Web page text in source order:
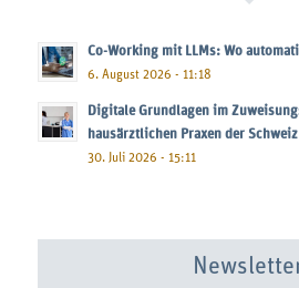
Co-Working mit LLMs: Wo
6. August 2026 - 11:18
Digitale Grundlagen im
hausärztlichen Praxen der Schweiz
30. Juli 2026 - 15:11